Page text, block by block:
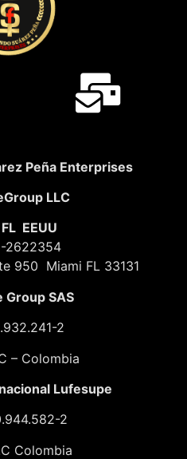
Peña Enterprises
LLC
EEUU
2622354
950 Miami FL 33131
Group SAS
2
– Colombia
Lufesupe
2
Colombia